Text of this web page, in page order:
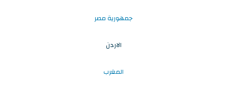
جمهورية مصر
الاردن
المغرب